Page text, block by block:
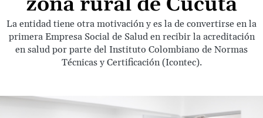
La entidad tiene otra motivación y es la de convertirse en la
primera Empresa Social de Salud en recibir la acreditación
en salud por parte del Instituto Colombiano de Normas
Técnicas y Certificación (Icontec).